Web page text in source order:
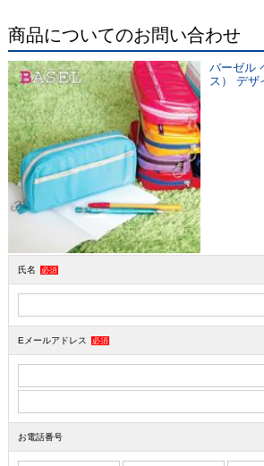
商品についてのお問い合わせ
バーゼル
ス） デザ
氏名 必須
Eメールアドレス 必須
お電話番号